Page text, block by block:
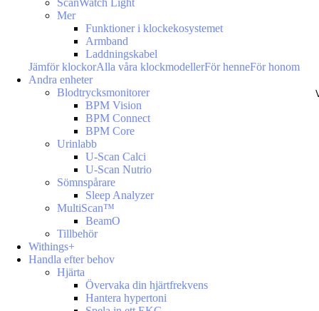
ScanWatch Light
Mer
Funktioner i klockekosystemet
Armband
Laddningskabel
Jämför klockorAlla våra klockmodellerFör henneFör honom
Andra enheter
Blodtrycksmonitorer
BPM Vision
BPM Connect
BPM Core
Urinlabb
U-Scan Calci
U-Scan Nutrio
Sömnspårare
Sleep Analyzer
MultiScan™
BeamO
Tillbehör
Withings+
Handla efter behov
Hjärta
Övervaka din hjärtfrekvens
Hantera hypertoni